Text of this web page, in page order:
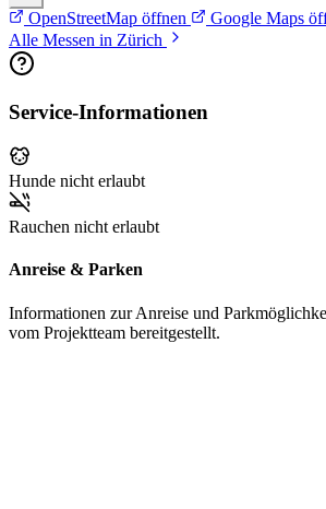
OpenStreetMap öffnen
Google Maps
Alle Messen in Zürich
Service-Informationen
Hunde nicht erlaubt
Rauchen nicht erlaubt
Anreise & Parken
Informationen zur Anreise und
vom Projektteam bereitgestellt.